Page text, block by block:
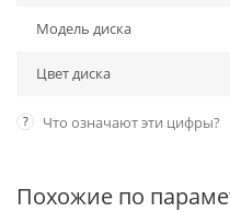
Модель диска
Цвет диска
? Что означают эти цифры?
Похожие по